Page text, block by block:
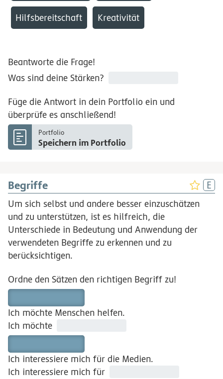
Hilfsbereitschaft Kreativität
Beantworte die Frage!
Was sind deine Stärken?
Füge die Antwort in dein Portfolio ein und
überprüfe es anschließend!
Portfolio
Speichern im Portfolio
Begriffe
Um sich selbst und andere besser einzuschätzen
und zu unterstützen, ist es hilfreich, die
Unterschiede in Bedeutung und Anwendung der
verwendeten Begriffe zu erkennen und zu
berücksichtigen.
Ordne den Sätzen den richtigen Begriff zu!
Ich möchte Menschen helfen.
Ich möchte
Ich interessiere mich für die Medien.
Ich interessiere mich für